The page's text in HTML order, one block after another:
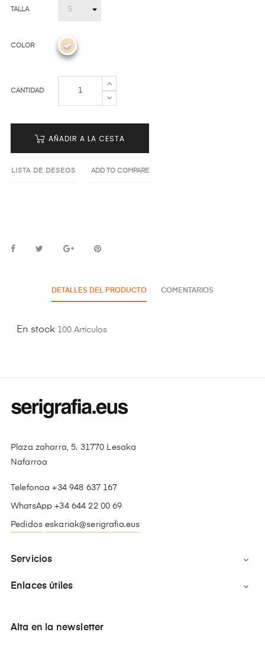
TALLA
COLOR
CANTIDAD
AÑADIR A LA CESTA
LISTA DE DESEOS ADD TO COMPARE
DETALLES DEL PRODUCTO COMENTARIOS
En stock 100 Artículos
Plaza zaharra, 5. 31770 Lesaka
Nafarroa
Telefonoa +34 948 637 167
WhatsApp +34 644 22 00 69
Pedidos eskariak@serigrafia.eus
Servicios 
Enlaces útiles 
Alta en la newsletter